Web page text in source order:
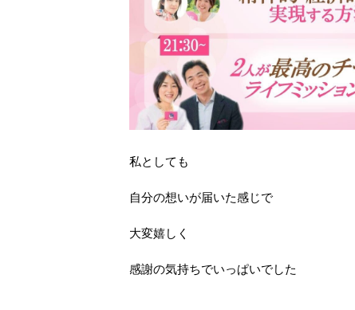
私としても
自分の想いが届いた感じで
大変嬉しく
感謝の気持ちでいっぱいでした